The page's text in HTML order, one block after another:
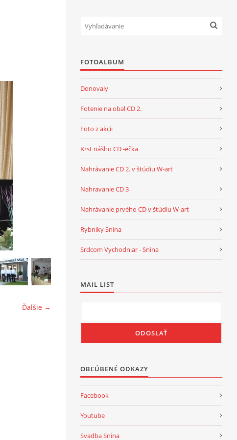
Ďalšie →
FOTOALBUM
Donovaly
Fotenie na obal CD 2.
Foto z akcii
Krst nášho CD -ečka
Nahrávanie CD 2. v štúdiu W-art
Nahravanie CD 3
Nahrávanie prvého CD v štúdiu W-art
Rybniky Snina
Srdcom Vychodniar - Snina
MAIL LIST
OBĽÚBENÉ ODKAZY
Facebook
Youtube
Svadba Snina